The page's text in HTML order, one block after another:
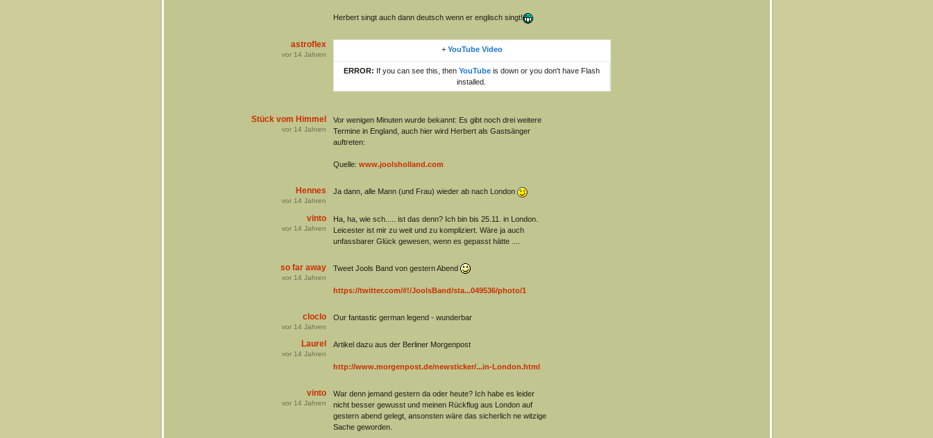
Herbert singt auch dann deutsch wenn er englisch singt!
astroflex
vor 14 Jahren
+ YouTube Video
ERROR: If you can see this, then YouTubeis down or you don't have Flash
installed.
Stück vom Himmel
vor 14 Jahren
Vor wenigen Minuten wurde bekannt: Es gibt noch drei weitere
Termine in England, auch hier wird Herbert als Gastsänger
auftreten:
Quelle: www.joolsholland.com
Hennes
vor 14 Jahren
Ja dann, alle Mann (und Frau) wieder ab nach London
vinto
vor 14 Jahren
Ha, ha, wie sch..... ist das denn? Ich bin bis 25.11. in London.
Leicester ist mir zu weit und zu kompliziert. Wäre ja auch
unfassbarer Glück gewesen, wenn es gepasst hätte ....
so far away
vor 14 Jahren
Tweet Jools Band von gestern Abend
https://twitter.com/#!/JoolsBand/sta...049536/photo/1
cloclo
vor 14 Jahren
Our fantastic german legend - wunderbar
Laurel
vor 14 Jahren
Artikel dazu aus der Berliner Morgenpost
http://www.morgenpost.de/newsticker/...in-London.html
vinto
vor 14 Jahren
War denn jemand gestern da oder heute? Ich habe es leider
nicht besser gewusst und meinen Rückflug aus London auf
gestern abend gelegt, ansonsten wäre das sicherlich ne witzige
Sache geworden.